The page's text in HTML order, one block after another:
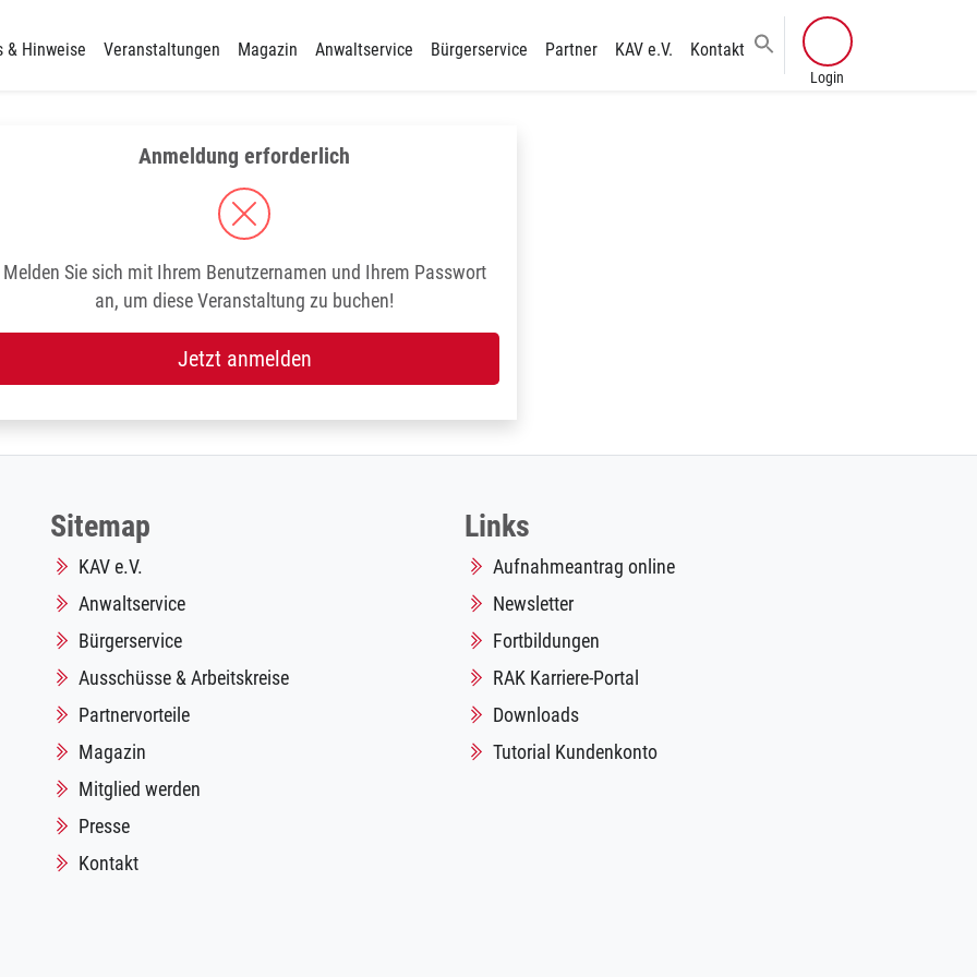
& Hinweise Veranstaltungen Magazin Anwaltservice Bürgerservice Partner KAV e.V. Kontakt
Anmeldung erforderlich
Melden Sie sich mit Ihrem Benutzernamen und Ihrem Passwort
an, um diese Veranstaltung zu buchen!
Jetzt anmelden
Sitemap
KAV e.V.
Anwaltservice
Bürgerservice
Ausschüsse & Arbeitskreise
Partnervorteile
Magazin
Mitglied werden
Presse
Kontakt
Links
Aufnahmeantrag online
Newsletter
Fortbildungen
RAK Karriere-Portal
Downloads
Tutorial Kundenkonto